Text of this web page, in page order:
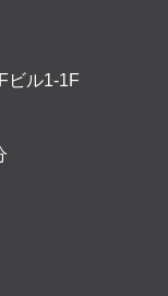
ビル1-1F